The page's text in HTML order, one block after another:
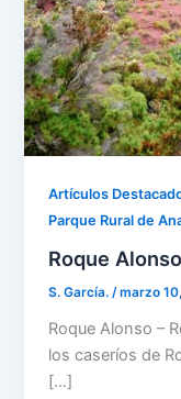
Artículos
Parque Rural de
Roque
S. García. /marzo
Roque Alonso –
los caseríos de
[…]